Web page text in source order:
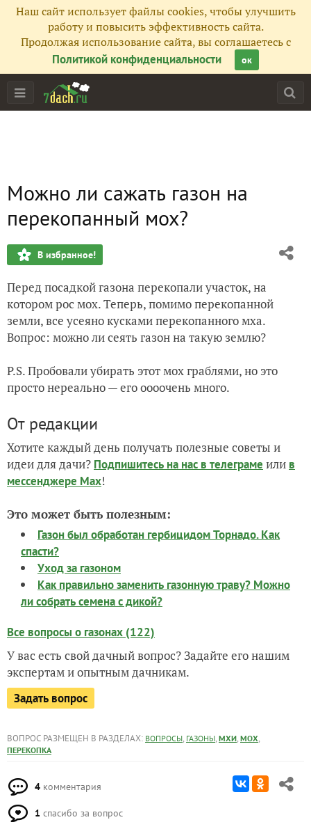
Наш сайт использует файлы cookies, чтобы улучшить
работу и повысить эффективность сайта.
Продолжая использование сайта, вы соглашаетесь с
Политикой конфиденциальности
ок
Можно ли сажать газон на
перекопанный мох?
В избранное!
Перед посадкой газона перекопали участок, на
котором рос мох. Теперь, помимо перекопанной
земли, все усеяно кусками перекопанного мха.
Вопрос: можно ли сеять газон на такую землю?
P.S. Пробовали убирать этот мох граблями, но это
просто нереально — его оооочень много.
От редакции
Хотите каждый день получать полезные советы и
идеи для дачи? Подпишитесь на нас в телеграме или в
мессенджере Max!
Это может быть полезным:
Газон был обработан гербицидом Торнадо. Как
спасти?
Уход за газоном
Как правильно заменить газонную траву? Можно
ли собрать семена с дикой?
Все вопросы о газонах (122)
У вас есть свой дачный вопрос? Задайте его нашим
экспертам и опытным дачникам.
Задать вопрос
ВОПРОС РАЗМЕЩЕН В РАЗДЕЛАХ: ВОПРОСЫ, ГАЗОНЫ, МХИ, МОХ,
ПЕРЕКОПКА
4 комментария
1 спасибо за вопрос